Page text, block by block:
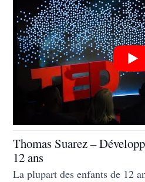
Thomas Suarez –
12 ans
La plupart des enfants de 12